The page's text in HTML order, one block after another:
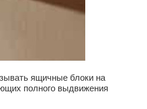
ящичные блоки на
полного выдвижения